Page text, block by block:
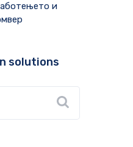
и
solutions